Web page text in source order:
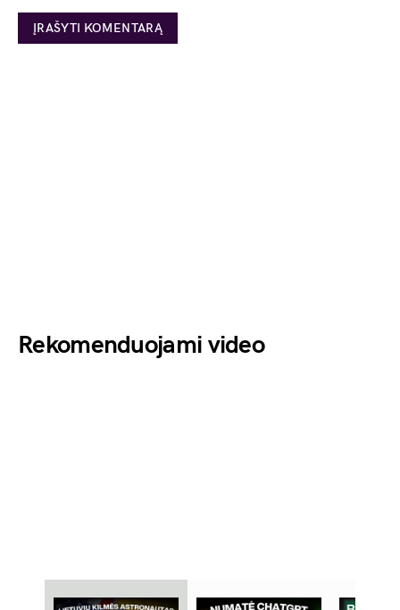
Rekomenduojami video